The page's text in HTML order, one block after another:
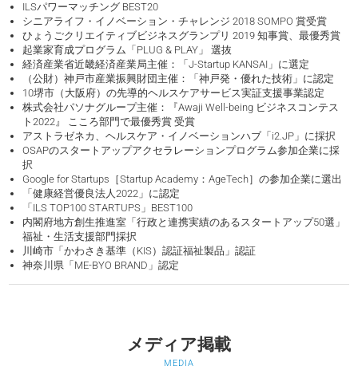
ILSパワーマッチング BEST20
シニアライフ・イノベーション・チャレンジ 2018 SOMPO 賞受賞
ひょうごクリエイティブビジネスグランプリ 2019 知事賞、最優秀賞
起業家育成プログラム「PLUG & PLAY」 選抜
経済産業省近畿経済産業局主催：「J-Startup KANSAI」に選定
（公財）神戸市産業振興財団主催：「神戸発・優れた技術」に認定
10堺市（大阪府）の先導的ヘルスケアサービス実証支援事業認定
株式会社パソナグループ主催：『Awaji Well-being ビジネスコンテス
ト2022』 こころ部門で最優秀賞 受賞
アストラゼネカ、ヘルスケア・イノベーションハブ「i2.JP」に採択
OSAPのスタートアップアクセラレーションプログラム参加企業に採
択
Google for Startups［Startup Academy：AgeTech］の参加企業に選出
「健康経営優良法人2022」に認定
「ILS TOP100 STARTUPS」BEST100
内閣府地方創生推進室「行政と連携実績のあるスタートアップ50選」
福祉・生活支援部門採択
川崎市「かわさき基準（KIS）認証福祉製品」認証
神奈川県「ME-BYO BRAND」認定
メディア掲載
MEDIA